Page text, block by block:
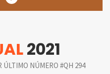
2021
ÚLTIMO NÚMERO #QH 294